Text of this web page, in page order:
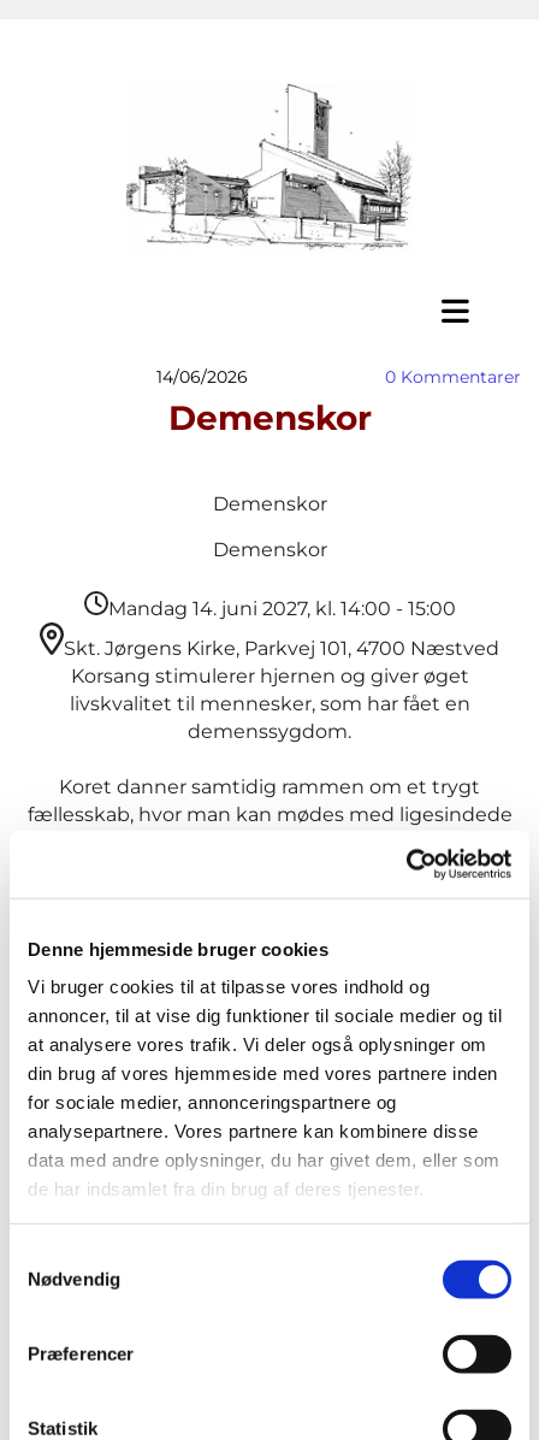
Denne hjemmeside bruger cookies
Vi bruger cookies til at tilpasse vores indhold og
annoncer, til at vise dig funktioner til sociale medier og til
at analysere vores trafik. Vi deler også oplysninger om
din brug af vores hjemmeside med vores partnere inden
for sociale medier, annonceringspartnere og
analysepartnere. Vores partnere kan kombinere disse
data med andre oplysninger, du har givet dem, eller som
de har indsamlet fra din brug af deres tjenester.
Nødvendig
Præferencer
Statistik
14/06/2026 0 Kommentarer
Demenskor
Demenskor
Demenskor
Mandag 14. juni 2027, kl. 14:00 - 15:00
Skt. Jørgens Kirke, Parkvej 101, 4700 Næstved
Korsang stimulerer hjernen og giver øget
livskvalitet til mennesker, som har fået en
demenssygdom.
Koret danner samtidig rammen om et trygt
fællesskab, hvor man kan mødes med ligesindede
Koret bliver ledet af en uddannet musikterapeut, og
Deltagerne skal selv kunne finde vej, eller blive fulgt
på vej af en pårørende.
Efter øvning er der hyggestund med kaffe og kage.
Det er gratis at deltage.
OBS: PT ingen ledige pladser. Du er dog altid
velkommen til at kontakte os for at høre
nærmere.